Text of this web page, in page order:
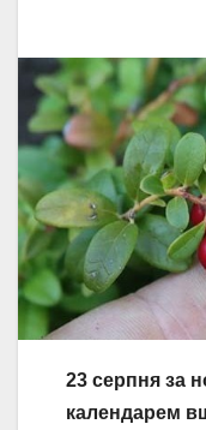
23 серпня за
календарем